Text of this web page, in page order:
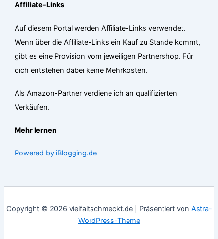
Affiliate-Links
Auf diesem Portal werden Affiliate-Links verwendet.
Wenn über die Affiliate-Links ein Kauf zu Stande kommt,
gibt es eine Provision vom jeweiligen Partnershop. Für
dich entstehen dabei keine Mehrkosten.
Als Amazon-Partner verdiene ich an qualifizierten
Verkäufen.
Mehr lernen
Powered by iBlogging.de
Copyright © 2026 vielfaltschmeckt.de | Präsentiert von Astra-
WordPress-Theme